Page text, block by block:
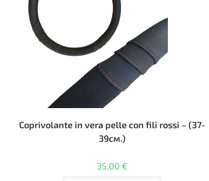
Coprivolante in vera pelle con fili rossi – (37-
39см.)
35,00 €